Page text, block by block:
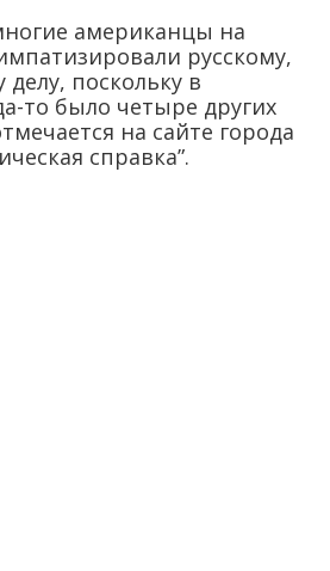
американцы на
русскому,
поскольку в
то было четыре других
на сайте города
справка”.